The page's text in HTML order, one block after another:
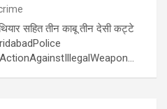
सहित तीन काबू तीन देसी कट्टे